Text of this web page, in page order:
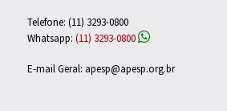
Telefone: (11) 3293-0800
Whatsapp: (11) 3293-0800
E-mail Geral: apesp@apesp.org.br